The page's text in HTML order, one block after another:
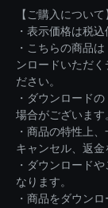
【ご購入について
・表示価格は税込
・こちらの商品
ンロードいただ
ださい。
・ダウンロード
場合がございます
・商品の特性上
キャンセル、返金
・ダウンロード
なります。
・商品をダウン